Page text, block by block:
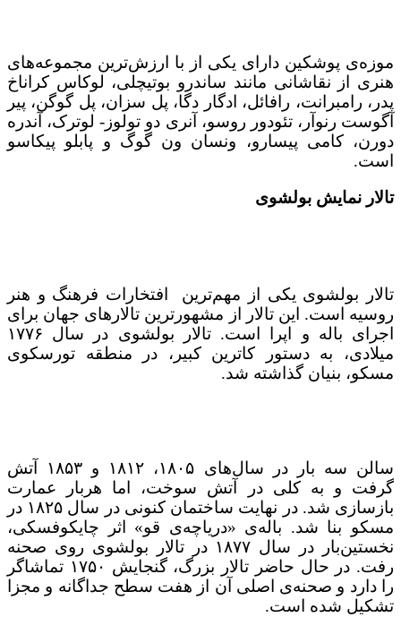
موزه‌ی پوشکین دارای یکی از با ارزش‌ترین مجموعه‌های
هنری از نقاشانی مانند ساندرو بوتیچلی، لوکاس کراناخ
پدر، رامبرانت، رافائل، ادگار دگا، پل سزان، پل گوگن، پیر
آگوست رنوآر، تئودور روسو، آنری دو تولوز- لوترک، آندره
دورن، کامی پیسارو، ونسان ون گوگ و پابلو پیکاسو
است.
تالار نمایش بولشوی
تالار بولشوی یکی از مهم‌ترین افتخارات فرهنگ و هنر
روسیه است. این تالار از مشهورترین تالارهای جهان برای
اجرای باله و اپرا است. تالار بولشوی در سال ۱۷۷۶
میلادی، به دستور کاترین کبیر، در منطقه تورسکوی
مسکو، بنیان گذاشته‌ شد.
سالن سه بار در سال‌های ۱۸۰۵، ۱۸۱۲ و ۱۸۵۳ آتش
گرفت و به کلی در آتش سوخت، اما هربار عمارت
بازسازی شد. در نهایت ساختمان کنونی در سال ۱۸۲۵ در
مسکو بنا شد. باله‌ی «دریاچه‌ی قو» اثر چایکوفسکی،
نخستین‌بار در سال ۱۸۷۷ در تالار بولشوی روی صحنه
رفت. در حال حاضر تالار بزرگ، گنجایش ۱۷۵۰ تماشاگر
را دارد و صحنه‌ی اصلی آن از هفت سطح جداگانه و مجزا
تشکیل شده ‌است.